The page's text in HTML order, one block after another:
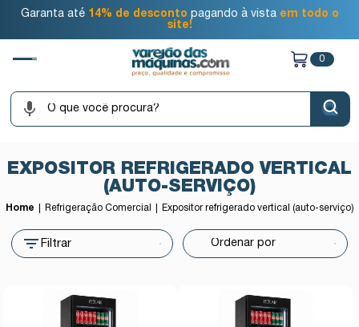
Garanta até 14% de desconto pagando à vista em todo o
site!
0
EXPOSITOR REFRIGERADO VERTICAL
(AUTO-SERVIÇO)
Home Refrigeração Comercial Expositor refrigerado vertical (auto-serviço)
Filtrar